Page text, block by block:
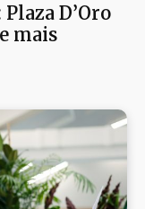
D’Oro
mais